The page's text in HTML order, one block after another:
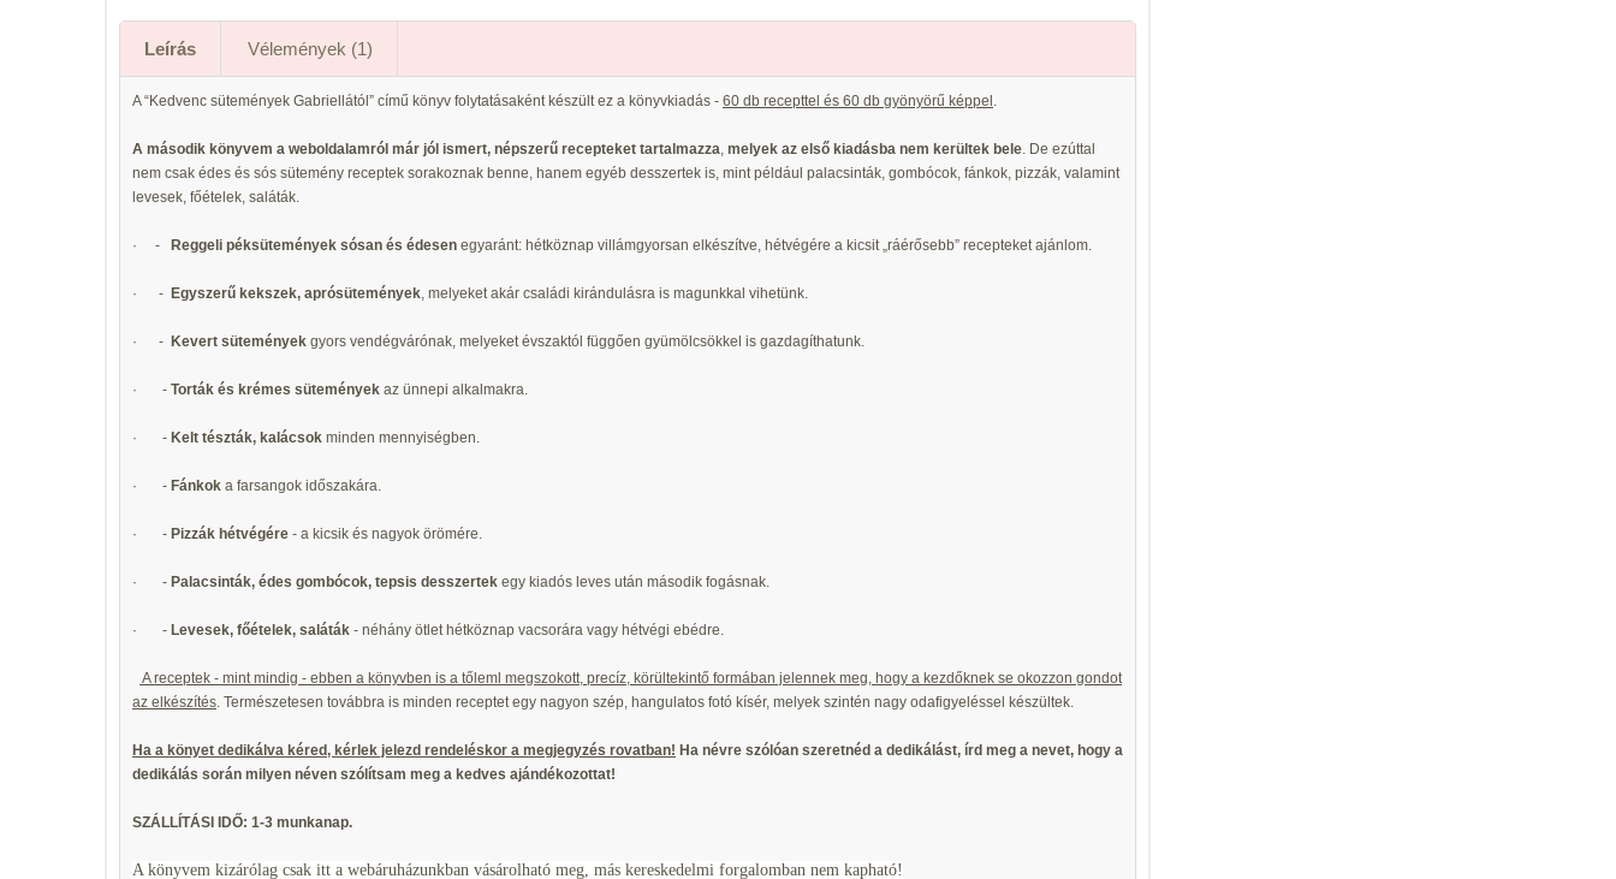
Leírás Vélemények (1)
A “Kedvenc sütemények Gabriellától” című könyv folytatásaként készült ez a könyvkiadás - 60 db recepttel és 60 db gyönyörű képpel .
A második könyvem a weboldalamról már jól ismert, népszerű recepteket tartalmazza, melyek az első kiadásba nem kerültek bele. De ezúttal
nem csak édes és sós sütemény receptek sorakoznak benne, hanem egyéb desszertek is, mint például palacsinták, gombócok, fánkok, pizzák, valamint
levesek, főételek, saláták.
· - Reggeli péksütemények sósan és édesen egyaránt: hétköznap villámgyorsan elkészítve, hétvégére a kicsit „ráérősebb” recepteket ajánlom.
· - Egyszerű kekszek, aprósütemények, melyeket akár családi kirándulásra is magunkkal vihetünk.
· - Kevert sütemények gyors vendégvárónak, melyeket évszaktól függően gyümölcsökkel is gazdagíthatunk.
· - Torták és krémes sütemények az ünnepi alkalmakra.
· - Kelt tészták, kalácsok minden mennyiségben.
· - Fánkok a farsangok időszakára.
· - Pizzák hétvégére - a kicsik és nagyok örömére.
· - Palacsinták, édes gombócok, tepsis desszertek egy kiadós leves után második fogásnak.
· - Levesek, főételek, saláták - néhány ötlet hétköznap vacsorára vagy hétvégi ebédre.
A receptek - mint mindig - ebben a könyvben is a tőleml megszokott, precíz, körültekintő formában jelennek meg, hogy a kezdőknek se okozzon gondot
az elkészítés. Természetesen továbbra is minden receptet egy nagyon szép, hangulatos fotó kísér, melyek szintén nagy odafigyeléssel készültek.
Ha a könyet dedikálva kéred, kérlek jelezd rendeléskor a megjegyzés rovatban! Ha névre szólóan szeretnéd a dedikálást, írd meg a nevet, hogy a
dedikálás során milyen néven szólítsam meg a kedves ajándékozottat!
SZÁLLÍTÁSI IDŐ: 1-3 munkanap.
A könyvem kizárólag csak itt a webáruházunkban vásárolható meg, más kereskedelmi forgalomban nem kapható!